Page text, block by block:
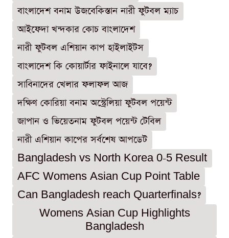
বাংলাদেশ বনাম উজবেকিস্তান নারী ফুটবল ম্যাচ
আইফেদা খন্দকার কোচ বাংলাদেশ
নারী ফুটবল এশিয়ান কাপ হাইলাইটস
বাংলাদেশ কি কোয়ার্টার ফাইনালে যাবে?
সাবিনাদের খেলার ফলাফল আজ
দক্ষিণ কোরিয়া বনাম অস্ট্রেলিয়া ফুটবল পয়েন্ট
জাপান ও ভিয়েতনাম ফুটবল পয়েন্ট টেবিল
নারী এশিয়ান কাপের সর্বশেষ আপডেট
Bangladesh vs North Korea 0-5 Result
AFC Womens Asian Cup Point Table
Can Bangladesh reach Quarterfinals?
Womens Asian Cup Highlights
Bangladesh